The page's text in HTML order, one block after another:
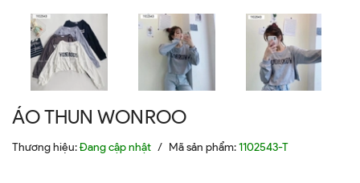
ÁO THUN WONROO
Thương hiệu:Đang cập nhật / Mã sản phẩm:1102543-T